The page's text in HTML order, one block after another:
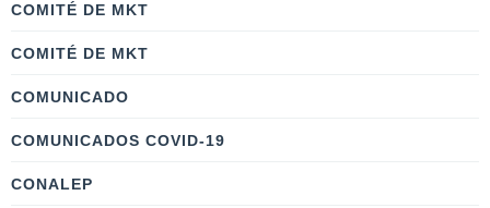
COMITÉ DE MKT
COMITÉ DE MKT
COMUNICADO
COMUNICADOS COVID-19
CONALEP